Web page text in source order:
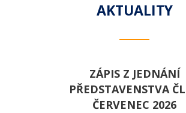
AKTUALITY
ZÁPIS Z JEDNÁNÍ
PŘEDSTAVENSTVA
ČERVENEC 2026